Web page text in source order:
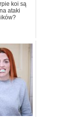
koi są
ataki